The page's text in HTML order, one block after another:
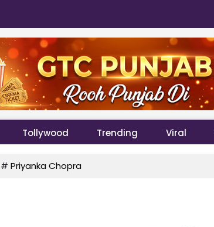
Tollywood Trending Viral
# Priyanka Chopra